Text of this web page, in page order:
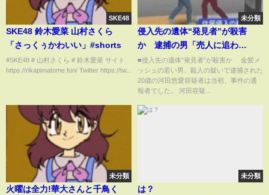
SKE48
SKE48 鈴木愛菜 山村さくら
「さっくぅかわいい」#shorts
#SKE48 # 山村さくら # 鈴木愛菜 サイト
https://rikapimatome.fun/ Twitter https://tw...
未分類
侵入先の遺体“発見者”が殺害
か 逮捕の男「売人に追わ
れ…」【スーパーJチャンネル】
(2026年1月21日)
■侵入先の遺体“発見者”が殺害か 金髪メ
ッシュの若い男、殺人の疑いで逮捕された
20歳の河田悠愛容疑者は当初、事件の通
報者でした。 河田容疑...
未分類
火曜は全力!華大さんと千鳥く
未分類
は？